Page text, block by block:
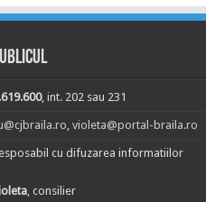
, int. 202 sau 231
, violeta@portal-braila.ro
cu difuzarea informatiilor
, consilier